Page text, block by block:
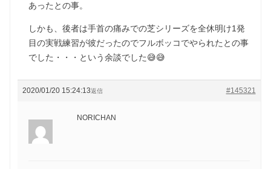
あったとの事。
しかも、後者は手首の痛みでの芝シリーズを全休明け1発
目の実戦練習が彼だったのでフルボッコでやられたとの事
でした・・・という余談でした😅😅
2020/01/20 15:24:13 #145321
返信
NORICHAN